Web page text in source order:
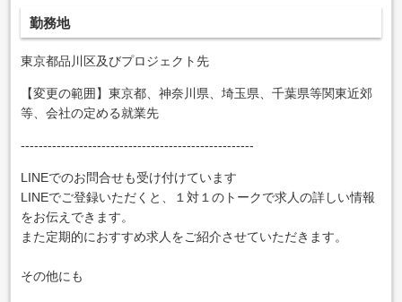
勤務地
東京都品川区及びプロジェクト先
【変更の範囲】東京都、神奈川県、埼玉県、千葉県等関東近郊
等、会社の定める就業先
----------------------------------------------------
LINEでのお問合せも受け付けています
LINEでご登録いただくと、１対１のトークで求人の詳しい情報
をお伝えできます。
また定期的におすすめ求人をご紹介させていただきます。
その他にも